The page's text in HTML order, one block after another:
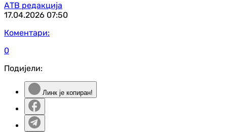
АТВ редакција
17.04.2026 07:50
Коментари:
0
Подијели:
Линк је копиран!